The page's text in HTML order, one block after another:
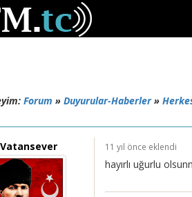
Forum » Duyurular-Haberler»
Vatansever 11 yıl önce eklendi
hayırlı uğurlu